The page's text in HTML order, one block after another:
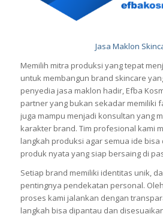
Jasa Maklon
Memilih mitra produksi yang tepat
untuk membangun brand skincare
penyedia jasa maklon hadir, Efba
partner yang bukan sekadar memiliki
juga mampu menjadi konsultan yang
karakter brand. Tim profesional kami
langkah produksi agar semua ide
produk nyata yang siap bersaing di
Setiap brand memiliki identitas unik,
pentingnya pendekatan personal.
proses kami jalankan dengan
langkah bisa dipantau dan